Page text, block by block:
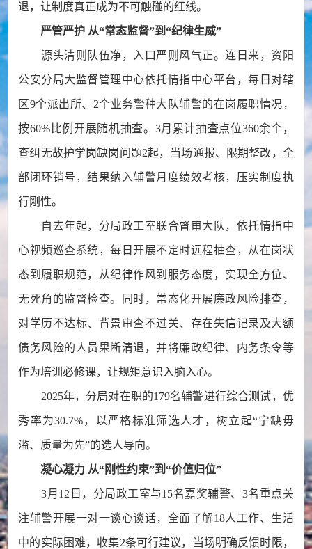
退，让制度真正成为不可触碰的红线。
严管严护 从“常态监督”到“纪律生威”
源头清则队伍净，入口严则风气正。连日来，资阳
公安分局大监督管理中心依托情指中心平台，每日对辖
区9个派出所、2个业务警种大队辅警的在岗履职情况，
按60%比例开展随机抽查。3月累计抽查点位360余个，
查纠无故护学岗缺岗问题2起，当场通报、限期整改，全
部闭环销号，结果纳入辅警月度绩效考核，压实制度执
行刚性。
自去年起，分局政工室联合督审大队，依托情指中
心视频巡查系统，每日开展不定时远程抽查，从在岗状
态到履职规范，从纪律作风到服务态度，实现全方位、
无死角的监督检查。同时，常态化开展廉政风险排查，
对学历不达标、背景审查不过关、存在失信记录及大额
债务风险的人员果断清退，并将廉政纪律、内务条令等
作为培训必修课，让规矩意识入脑入心。
2025年，分局对在职的179名辅警进行综合测试，优
秀率为30.7%，以严格标准筛选人才，树立起“宁缺毋
滥、质量为先”的选人导向。
凝心凝力 从“刚性约束”到“价值归位”
3月12日，分局政工室与15名嘉奖辅警、3名重点关
注辅警开展一对一谈心谈话，全面了解18人工作、生活
中的实际困难，收集2条可行建议，当场明确反馈时限，